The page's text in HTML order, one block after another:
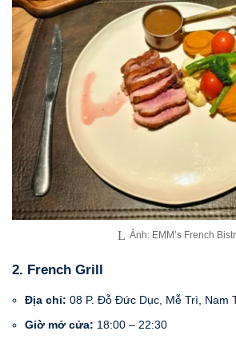
Ảnh: EMM’s French
2. French Grill
Địa chỉ: 08 P. Đỗ Đức Dục, Mễ Trì, Nam
Giờ mở cửa: 18:00 – 22:30